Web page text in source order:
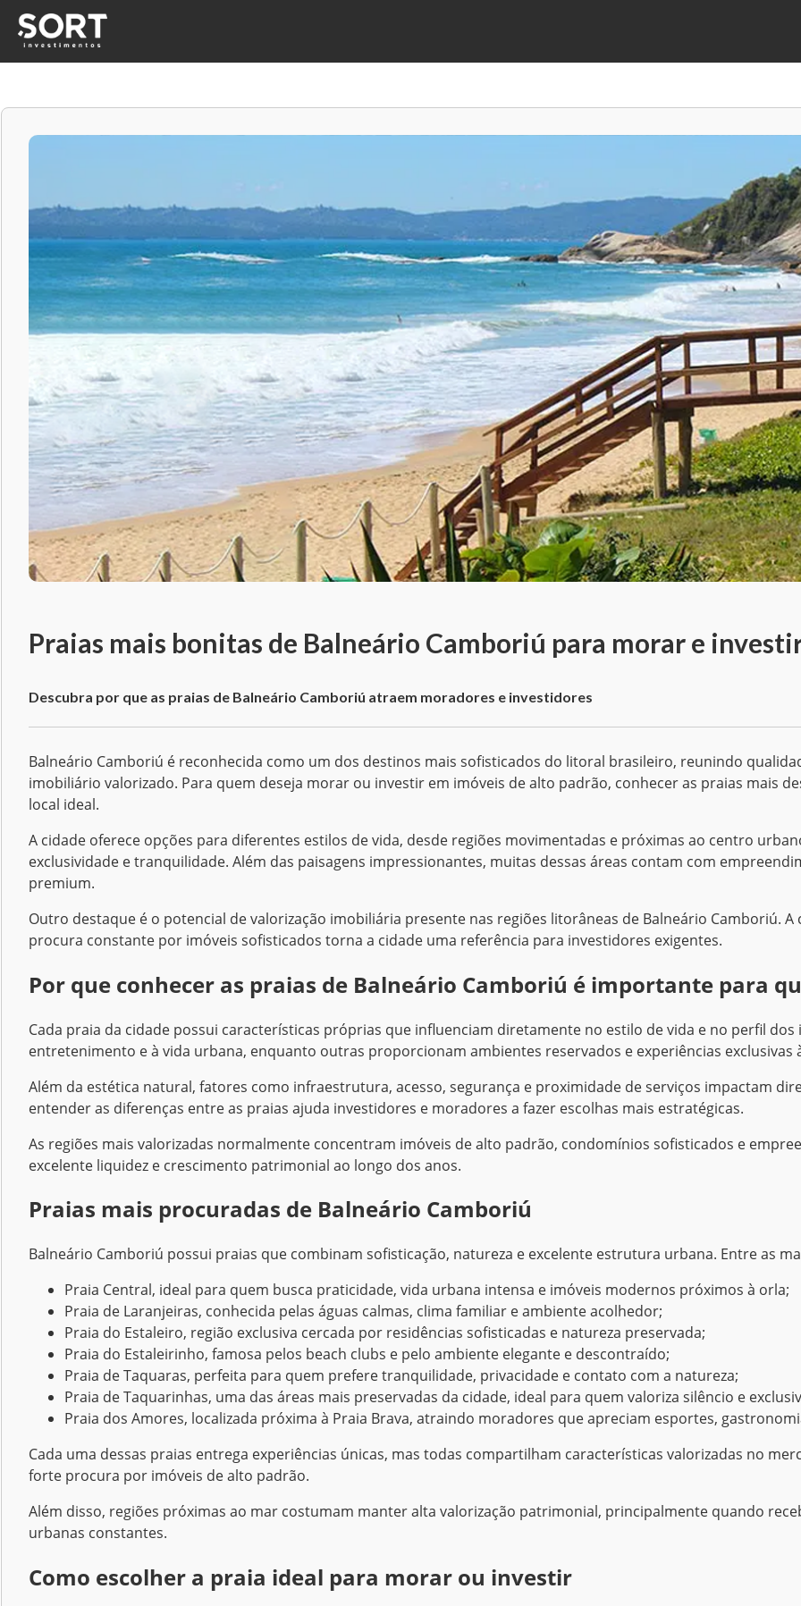
Praias mais bonitas de Balneário Camboriú para morar e
Descubra por que as praias de Balneário Camboriú atraem moradores e investidores
Balneário Camboriú é reconhecida como um dos destinos mais sofisticados do litoral brasileiro, reunindo
imobiliário valorizado. Para quem deseja morar ou investir em imóveis de alto padrão, conhecer as praias mais
local ideal.
A cidade oferece opções para diferentes estilos de vida, desde regiões movimentadas e próximas ao centro
exclusividade e tranquilidade. Além das paisagens impressionantes, muitas dessas áreas contam com
premium.
Outro destaque é o potencial de valorização imobiliária presente nas regiões litorâneas de Balneário Camboriú.
procura constante por imóveis sofisticados torna a cidade uma referência para investidores exigentes.
Por que conhecer as praias de Balneário Camboriú é importante para
Cada praia da cidade possui características próprias que influenciam diretamente no estilo de vida e no perfil
entretenimento e à vida urbana, enquanto outras proporcionam ambientes reservados e experiências exclusivas
Além da estética natural, fatores como infraestrutura, acesso, segurança e proximidade de serviços impactam
entender as diferenças entre as praias ajuda investidores e moradores a fazer escolhas mais estratégicas.
As regiões mais valorizadas normalmente concentram imóveis de alto padrão, condomínios sofisticados e
excelente liquidez e crescimento patrimonial ao longo dos anos.
Praias mais procuradas de Balneário Camboriú
Balneário Camboriú possui praias que combinam sofisticação, natureza e excelente estrutura urbana. Entre as
Praia Central, ideal para quem busca praticidade, vida urbana intensa e imóveis modernos próximos à orla;
Praia de Laranjeiras, conhecida pelas águas calmas, clima familiar e ambiente acolhedor;
Praia do Estaleiro, região exclusiva cercada por residências sofisticadas e natureza preservada;
Praia do Estaleirinho, famosa pelos beach clubs e pelo ambiente elegante e descontraído;
Praia de Taquaras, perfeita para quem prefere tranquilidade, privacidade e contato com a natureza;
Praia de Taquarinhas, uma das áreas mais preservadas da cidade, ideal para quem valoriza silêncio e
Praia dos Amores, localizada próxima à Praia Brava, atraindo moradores que apreciam esportes,
Cada uma dessas praias entrega experiências únicas, mas todas compartilham características valorizadas no
forte procura por imóveis de alto padrão.
Além disso, regiões próximas ao mar costumam manter alta valorização patrimonial, principalmente quando
urbanas constantes.
Como escolher a praia ideal para morar ou investir